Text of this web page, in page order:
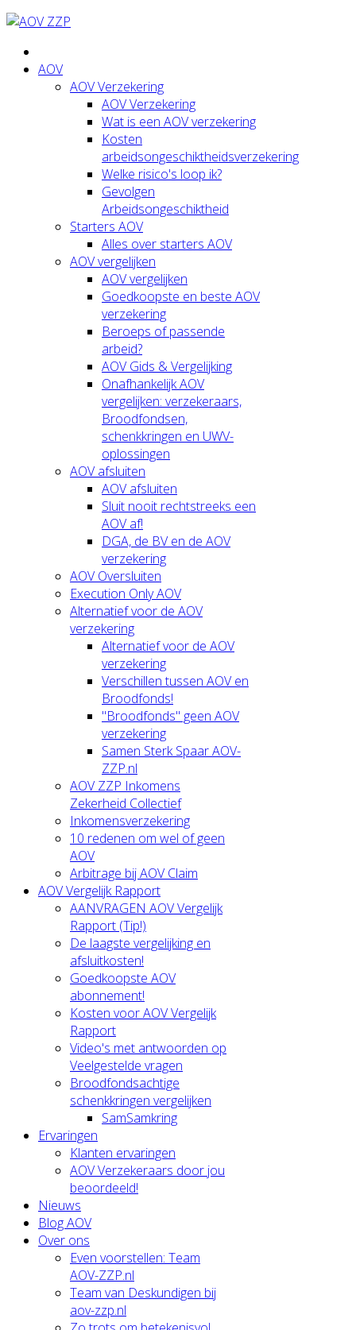
AOV
AOV Verzekering
AOV Verzekering
Wat is een AOV verzekering
Kosten
arbeidsongeschiktheidsverzekering
Welke risico's loop ik?
Gevolgen
Arbeidsongeschiktheid
Starters AOV
Alles over starters AOV
AOV vergelijken
AOV vergelijken
Goedkoopste en beste AOV
verzekering
Beroeps of passende
arbeid?
AOV Gids & Vergelijking
Onafhankelijk AOV
vergelijken: verzekeraars,
Broodfondsen,
schenkkringen en UWV-
oplossingen
AOV afsluiten
AOV afsluiten
Sluit nooit rechtstreeks een
AOV af!
DGA, de BV en de AOV
verzekering
AOV Oversluiten
Execution Only AOV
Alternatief voor de AOV
verzekering
Alternatief voor de AOV
verzekering
Verschillen tussen AOV en
Broodfonds!
"Broodfonds" geen AOV
verzekering
Samen Sterk Spaar AOV-
ZZP.nl
AOV ZZP Inkomens
Zekerheid Collectief
Inkomensverzekering
10 redenen om wel of geen
AOV
Arbitrage bij AOV Claim
AOV Vergelijk Rapport
AANVRAGEN AOV Vergelijk
Rapport (Tip!)
De laagste vergelijking en
afsluitkosten!
Goedkoopste AOV
abonnement!
Kosten voor AOV Vergelijk
Rapport
Video's met antwoorden op
Veelgestelde vragen
Broodfondsachtige
schenkkringen vergelijken
SamSamkring
Ervaringen
Klanten ervaringen
AOV Verzekeraars door jou
beoordeeld!
Nieuws
Blog AOV
Over ons
Even voorstellen: Team
AOV-ZZP.nl
Team van Deskundigen bij
aov-zzp.nl